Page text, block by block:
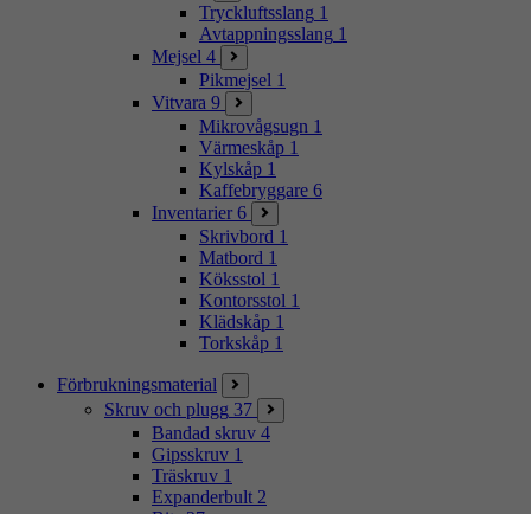
Tryckluftsslang 1
Avtappningsslang 1
Mejsel 4
Pikmejsel 1
Vitvara 9
Mikrovågsugn 1
Värmeskåp 1
Kylskåp 1
Kaffebryggare 6
Inventarier 6
Skrivbord 1
Matbord 1
Köksstol 1
Kontorsstol 1
Klädskåp 1
Torkskåp 1
Förbrukningsmaterial
Skruv och plugg 37
Bandad skruv 4
Gipsskruv 1
Träskruv 1
Expanderbult 2